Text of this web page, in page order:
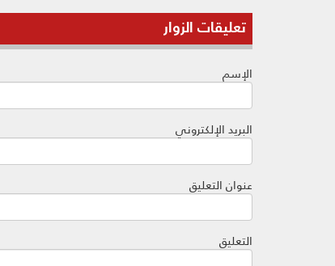
تعليقات الزوار
الإسم
البريد الإلكتروني
عنوان التعليق
التعليق